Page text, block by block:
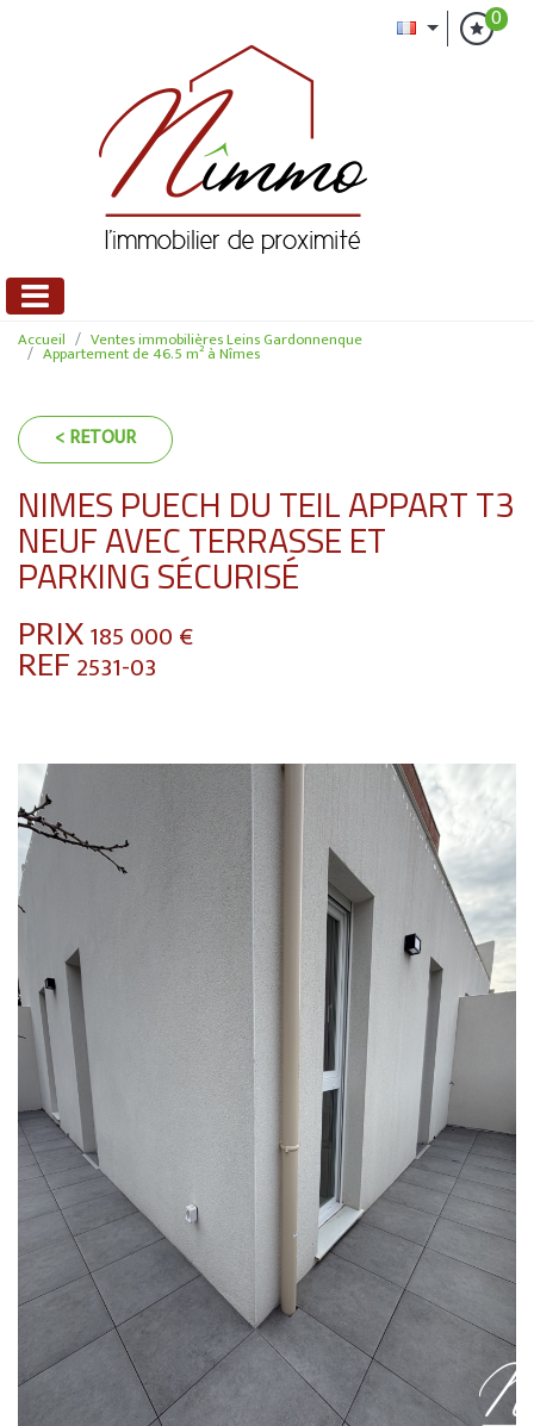
0
Accueil Ventes immobilières Leins Gardonnenque
Appartement de 46.5 m² à Nîmes
< RETOUR
NIMES PUECH DU TEIL APPART T3
NEUF AVEC TERRASSE ET
PARKING SÉCURISÉ
PRIX 185 000 €
REF 2531-03